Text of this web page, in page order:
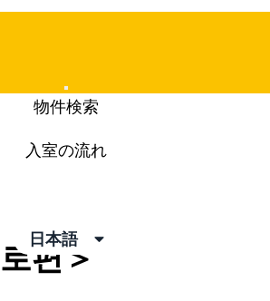
Mobile
Menu
物件検索
入室の流れ
日本語
편＞